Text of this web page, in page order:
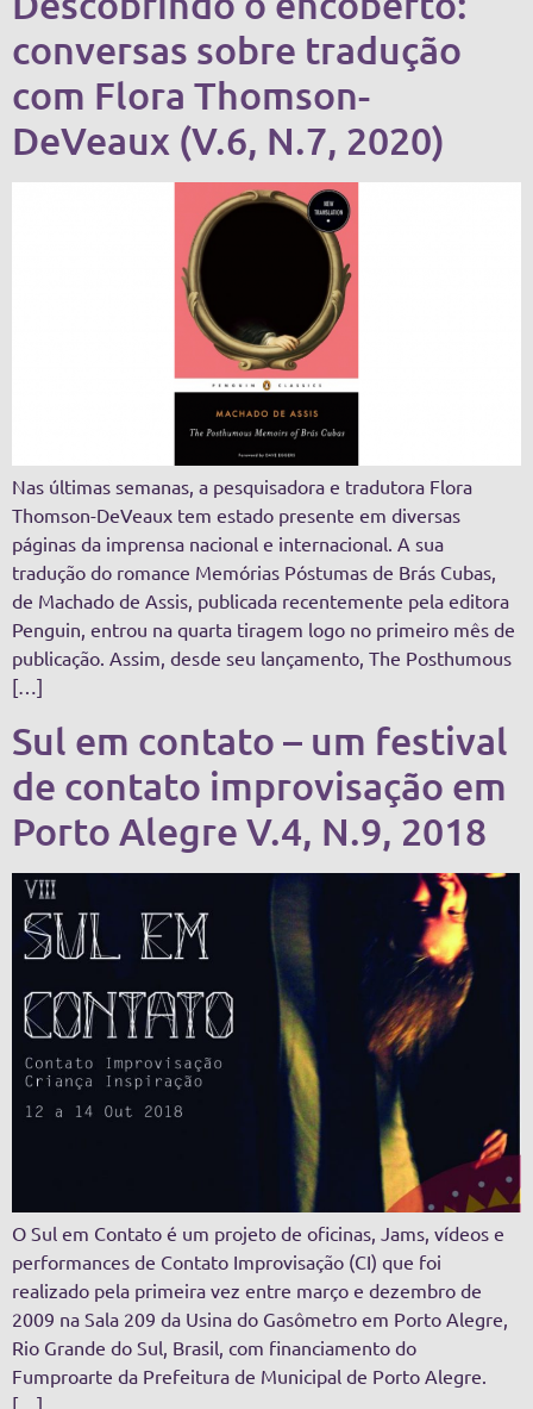
conversas sobre tradução
com Flora Thomson-
DeVeaux (V.6, N.7, 2020)
Nas últimas semanas, a pesquisadora e tradutora Flora
Thomson-DeVeaux tem estado presente em diversas
páginas da imprensa nacional e internacional. A sua
tradução do romance Memórias Póstumas de Brás Cubas,
de Machado de Assis, publicada recentemente pela editora
Penguin, entrou na quarta tiragem logo no primeiro mês de
publicação. Assim, desde seu lançamento, The Posthumous
[…]
Sul em contato – um festival
de contato improvisação em
Porto Alegre V.4, N.9, 2018
O Sul em Contato é um projeto de oficinas, Jams, vídeos e
performances de Contato Improvisação (CI) que foi
realizado pela primeira vez entre março e dezembro de
2009 na Sala 209 da Usina do Gasômetro em Porto Alegre,
Rio Grande do Sul, Brasil, com financiamento do
Fumproarte da Prefeitura de Municipal de Porto Alegre.
[…]